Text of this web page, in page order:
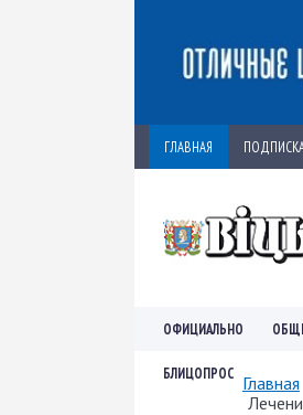
ГЛАВНАЯ
ОФИЦИАЛЬНО
БЛИЦОПРОС Главная